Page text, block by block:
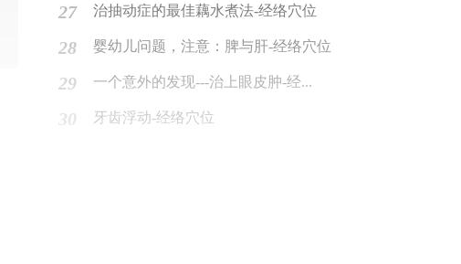
27 治抽动症的最佳藕水煮法-经络穴位
28 婴幼儿问题，注意：脾与肝-经络穴位
29 一个意外的发现---治上眼皮肿-经...
30 牙齿浮动-经络穴位